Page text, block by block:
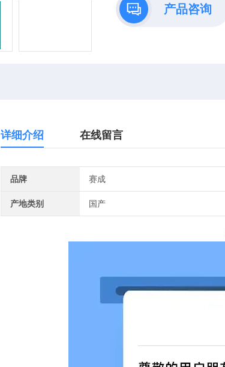
产品咨询
详细介绍 在线留言
品牌 赛成
产地类别 国产